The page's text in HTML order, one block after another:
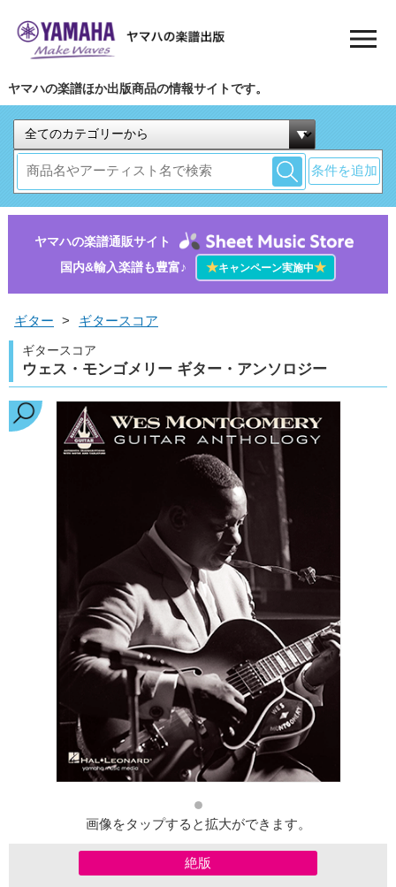
ヤマハの楽譜ほか出版商品の情報サイトです。
条件を追加
ヤマハの楽譜通販サイト
国内&輸入楽譜も豊富♪
★キャンペーン実施中★
ギター > ギタースコア
ギタースコア
ウェス・モンゴメリー ギター・アンソロジー
画像をタップすると拡大ができます。
絶版